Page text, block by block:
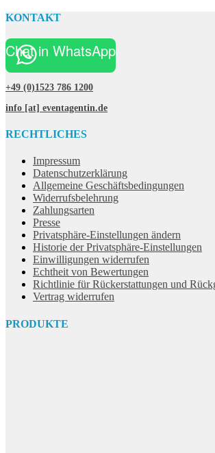
KONTAKT
Chat in WhatsApp
+49 (0)1523 786 1200
info [at] eventagentin.de
RECHTLICHES
Impressum
Datenschutzerklärung
Allgemeine Geschäftsbedingungen
Widerrufsbelehrung
Zahlungsarten
Presse
Privatsphäre-Einstellungen ändern
Historie der Privatsphäre-Einstellungen
Einwilligungen widerrufen
Echtheit von Bewertungen
Richtlinie für Rückerstattungen und
Vertrag widerrufen
PRODUKTE